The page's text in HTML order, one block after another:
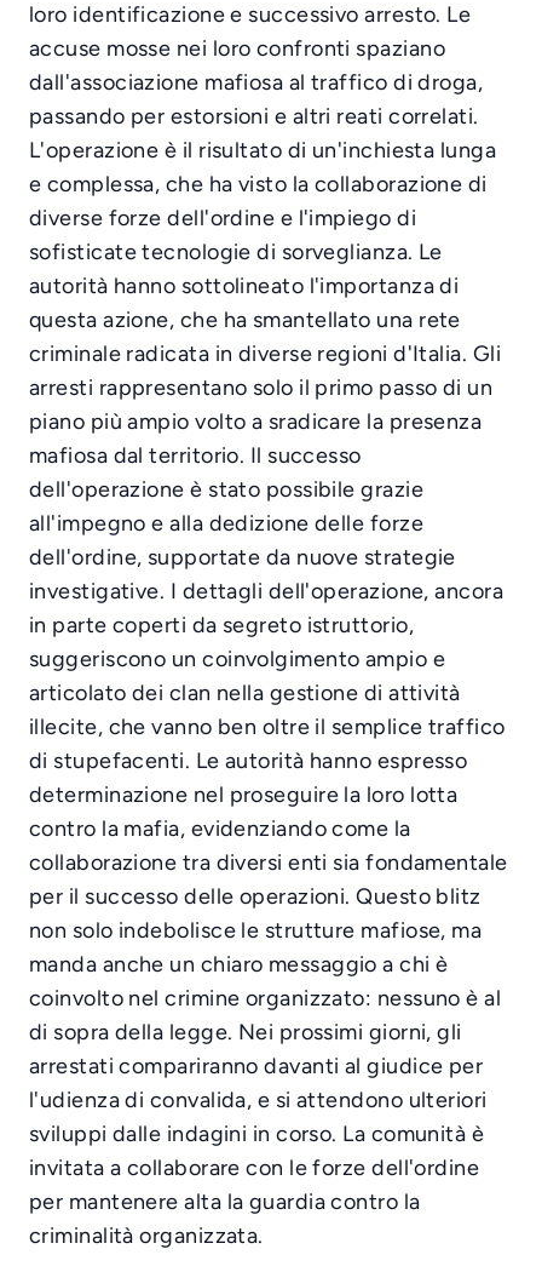
loro identificazione e successivo arresto. Le
accuse mosse nei loro confronti spaziano
dall'associazione mafiosa al traffico di droga,
passando per estorsioni e altri reati correlati.
L'operazione è il risultato di un'inchiesta lunga
e complessa, che ha visto la collaborazione di
diverse forze dell'ordine e l'impiego di
sofisticate tecnologie di sorveglianza. Le
autorità hanno sottolineato l'importanza di
questa azione, che ha smantellato una rete
criminale radicata in diverse regioni d'Italia. Gli
arresti rappresentano solo il primo passo di un
piano più ampio volto a sradicare la presenza
mafiosa dal territorio. Il successo
dell'operazione è stato possibile grazie
all'impegno e alla dedizione delle forze
dell'ordine, supportate da nuove strategie
investigative. I dettagli dell'operazione, ancora
in parte coperti da segreto istruttorio,
suggeriscono un coinvolgimento ampio e
articolato dei clan nella gestione di attività
illecite, che vanno ben oltre il semplice traffico
di stupefacenti. Le autorità hanno espresso
determinazione nel proseguire la loro lotta
contro la mafia, evidenziando come la
collaborazione tra diversi enti sia fondamentale
per il successo delle operazioni. Questo blitz
non solo indebolisce le strutture mafiose, ma
manda anche un chiaro messaggio a chi è
coinvolto nel crimine organizzato: nessuno è al
di sopra della legge. Nei prossimi giorni, gli
arrestati compariranno davanti al giudice per
l'udienza di convalida, e si attendono ulteriori
sviluppi dalle indagini in corso. La comunità è
invitata a collaborare con le forze dell'ordine
per mantenere alta la guardia contro la
criminalità organizzata.